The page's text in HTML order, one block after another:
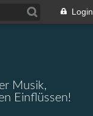
Login
Musik,
Einflüssen!